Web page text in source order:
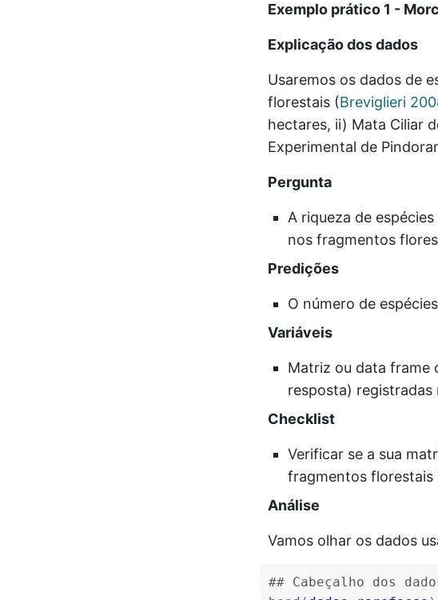
Exemplo prático 1 -
Explicação dos dados
Usaremos os dados de
florestais (Breviglieri
hectares, ii) Mata Ciliar
Experimental de
Pergunta
A riqueza de
nos fragmentos
Predições
O número de
Variáveis
Matriz ou data frame
resposta)
Checklist
Verificar se a sua
fragmentos florestais
Análise
Vamos olhar os dados
## Cabeçalho dos